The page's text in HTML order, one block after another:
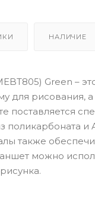
НАЛИЧИЕ
Green –
для
поставляется
и
также
можно